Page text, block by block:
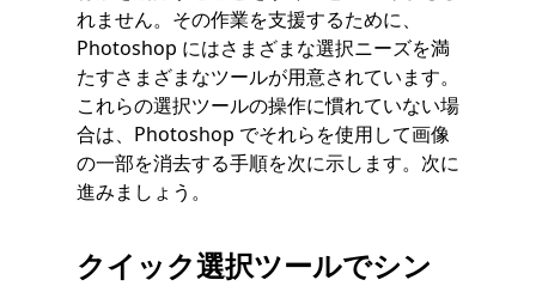
れません。その作業を支援するために、
Photoshop にはさまざまな選択ニーズを満
たすさまざまなツールが用意されています。
これらの選択ツールの操作に慣れていない場
合は、Photoshop でそれらを使用して画像
の一部を消去する手順を次に示します。次に
進みましょう。
クイック選択ツールでシン